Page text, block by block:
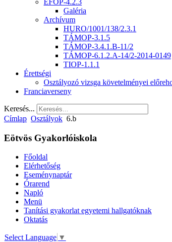
EFOP-4.2.3
Galéria
Archívum
HURO/1001/138/2.3.1
TÁMOP-3.1.5
TÁMOP-3.4.1.B-11/2
TÁMOP-6.1.2.A-14/2-2014-0149
TIOP-1.1.1
Érettségi
Osztályozó vizsga követelményei
Franciaverseny
Keresés...
Címlap Osztályok 6.b
Eötvös Gyakorlóiskola
Főoldal
Elérhetőség
Eseménynaptár
Órarend
Napló
Menü
Tanítási gyakorlat egyetemi hallgatóknak
Oktatás
Select Language ▼